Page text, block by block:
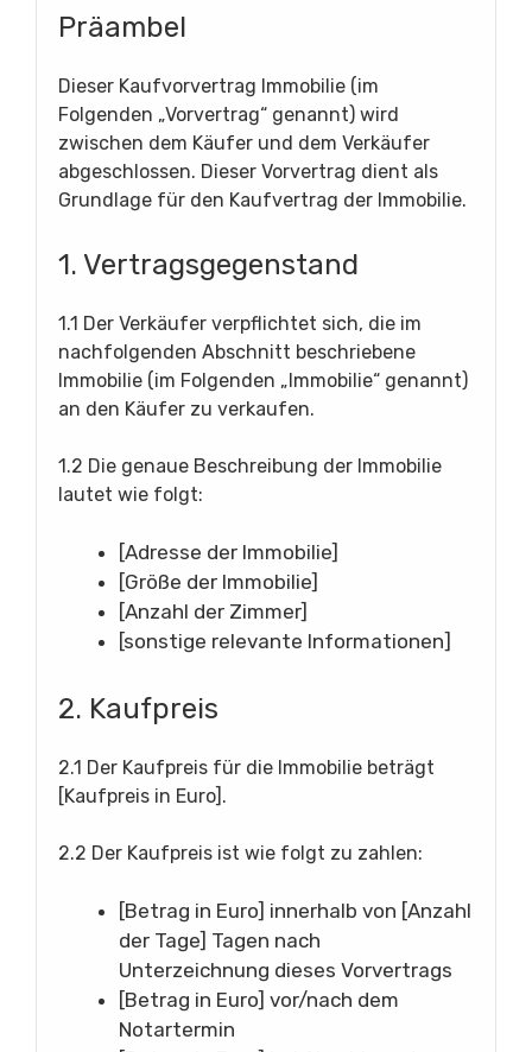
Präambel
Dieser Kaufvorvertrag Immobilie (im
Folgenden „Vorvertrag“ genannt) wird
zwischen dem Käufer und dem Verkäufer
abgeschlossen. Dieser Vorvertrag dient als
Grundlage für den Kaufvertrag der Immobilie.
1. Vertragsgegenstand
1.1 Der Verkäufer verpflichtet sich, die im
nachfolgenden Abschnitt beschriebene
Immobilie (im Folgenden „Immobilie“ genannt)
an den Käufer zu verkaufen.
1.2 Die genaue Beschreibung der Immobilie
lautet wie folgt:
[Adresse der Immobilie]
[Größe der Immobilie]
[Anzahl der Zimmer]
[sonstige relevante Informationen]
2. Kaufpreis
2.1 Der Kaufpreis für die Immobilie beträgt
[Kaufpreis in Euro].
2.2 Der Kaufpreis ist wie folgt zu zahlen:
[Betrag in Euro] innerhalb von [Anzahl
der Tage] Tagen nach
Unterzeichnung dieses Vorvertrags
[Betrag in Euro] vor/nach dem
Notartermin